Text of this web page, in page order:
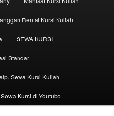
Rental Kursi Kuliah
SEWA KURSI
Standar
Sewa Kursi Kuliah
Kursi di Youtube